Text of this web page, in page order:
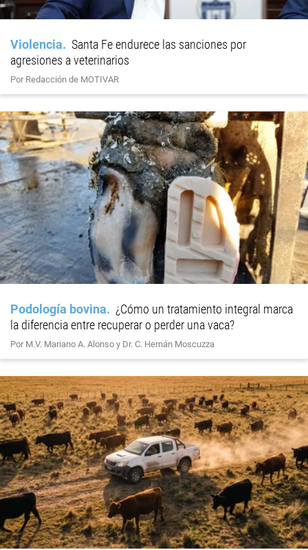
Violencia
Santa Fe endurece las sanciones por
agresiones a veterinarios
Por Redacción de MOTIVAR
Podología bovina
¿Cómo un tratamiento integral marca
la diferencia entre recuperar o perder una vaca?
Por M.V. Mariano A. Alonso y Dr. C. Hernán Moscuzza